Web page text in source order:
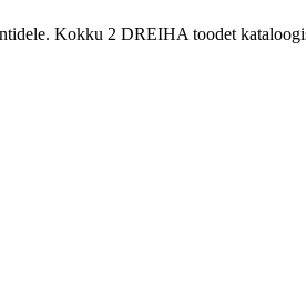
Kokku 2 DREIHA toodet